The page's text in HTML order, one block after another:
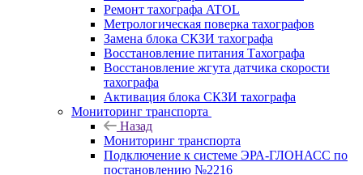
Ремонт тахографа ATOL
Метрологическая поверка тахографов
Замена блока СКЗИ тахографа
Восстановление питания Тахографа
Восстановление жгута датчика скорости
тахографа
Активация блока СКЗИ тахографа
Мониторинг транспорта
Назад
Мониторинг транспорта
Подключение к системе ЭРА-ГЛОНАСС по
постановлению №2216